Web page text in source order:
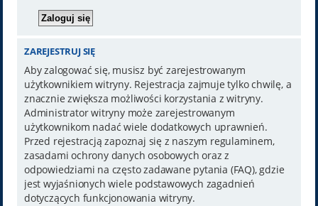
ZAREJESTRUJ SIĘ
Aby zalogować się, musisz być zarejestrowanym
użytkownikiem witryny. Rejestracja zajmuje tylko chwilę, a
znacznie zwiększa możliwości korzystania z witryny.
Administrator witryny może zarejestrowanym
użytkownikom nadać wiele dodatkowych uprawnień.
Przed rejestracją zapoznaj się z naszym regulaminem,
zasadami ochrony danych osobowych oraz z
odpowiedziami na często zadawane pytania (FAQ), gdzie
jest wyjaśnionych wiele podstawowych zagadnień
dotyczących funkcjonowania witryny.